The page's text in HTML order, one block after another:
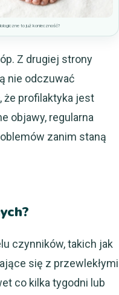
to już konieczność?
Z drugiej strony
nie odczuwać
że profilaktyka jest
objawy, regularna
zanim staną
czynników, takich jak
się z przewlekłymi
co kilka tygodni lub